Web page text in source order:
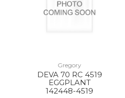
Gregory
DEVA 70 RC 4519
EGGPLANT
142448-4519